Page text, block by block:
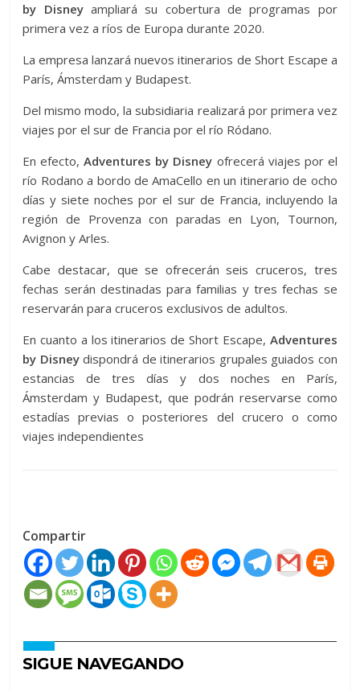
by Disneyampliará su cobertura de programas por
primera vez a ríos de Europa durante 2020.
La empresa lanzará nuevos itinerarios de Short Escape a
París, Ámsterdam y Budapest.
Del mismo modo, la subsidiaria realizará por primera vez
viajes por el sur de Francia por el río Ródano.
En efecto, Adventures by Disney ofrecerá viajes por el
río Rodano a bordo de AmaCello en un itinerario de ocho
días y siete noches por el sur de Francia, incluyendo la
región de Provenza con paradas en Lyon, Tournon,
Avignon y Arles.
Cabe destacar, que se ofrecerán seis cruceros, tres
fechas serán destinadas para familias y tres fechas se
reservarán para cruceros exclusivos de adultos.
En cuanto a los itinerarios de Short Escape, Adventures
by Disneydispondrá de itinerarios grupales guiados con
estancias de tres días y dos noches en París,
Ámsterdam y Budapest, que podrán reservarse como
estadías previas o posteriores del crucero o como
viajes independientes
Compartir
SIGUE NAVEGANDO